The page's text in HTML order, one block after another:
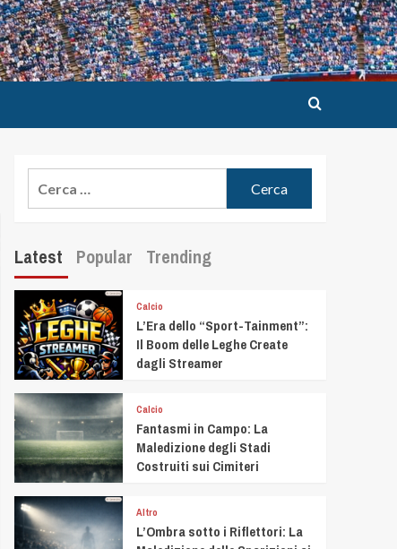
Latest Popular Trending
Calcio
L’Era dello “Sport-Tainment”:
Il Boom delle Leghe Create
dagli Streamer
Calcio
Fantasmi in Campo: La
Maledizione degli Stadi
Costruiti sui Cimiteri
Altro
L’Ombra sotto i Riflettori: La